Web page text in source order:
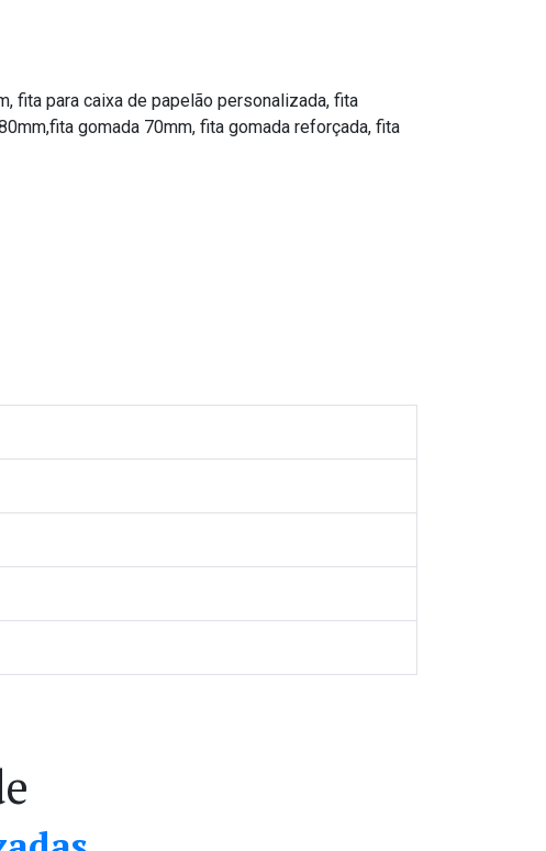
fita para caixa de papelão personalizada, fita
gomada 70mm, fita gomada reforçada, fita